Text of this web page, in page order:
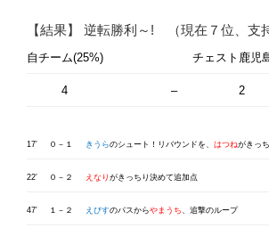
【結果】 逆転勝利～! （現在７位、支
自チーム(25%) チェスト鹿児
4 – 2
17′ ０－１ きうらのシュート！リバウンドを、 はつねがきっ
22′ ０－２ えなり がきっちり決めて追加点
47′ １－２ えびすのパスからやまうち 、追撃のループ